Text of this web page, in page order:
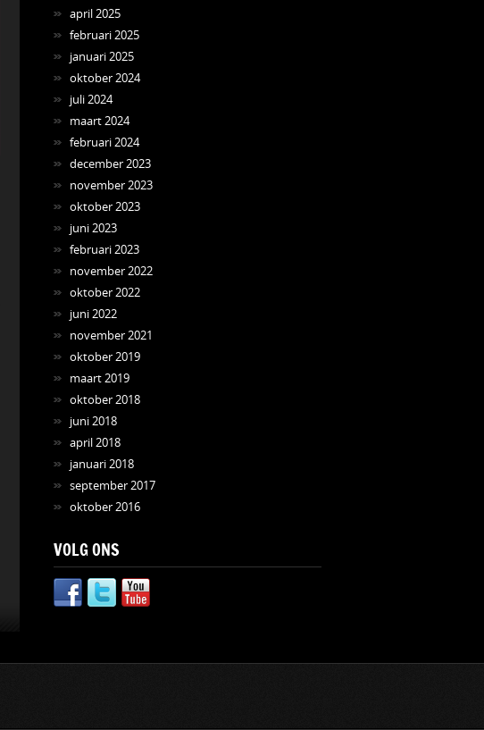
april 2025
februari 2025
januari 2025
oktober 2024
juli 2024
maart 2024
februari 2024
december 2023
november 2023
oktober 2023
juni 2023
februari 2023
november 2022
oktober 2022
juni 2022
november 2021
oktober 2019
maart 2019
oktober 2018
juni 2018
april 2018
januari 2018
september 2017
oktober 2016
VOLG ONS